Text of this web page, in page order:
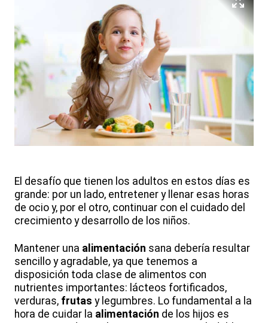
El desafío que tienen los adultos en estos días es
grande: por un lado, entretener y llenar esas horas
de ocio y, por el otro, continuar con el cuidado del
crecimiento y desarrollo de los niños.
Mantener una alimentación sana debería resultar
sencillo y agradable, ya que tenemos a
disposición toda clase de alimentos con
nutrientes importantes: lácteos fortificados,
verduras, frutas y legumbres. Lo fundamental a la
hora de cuidar la alimentación de los hijos es